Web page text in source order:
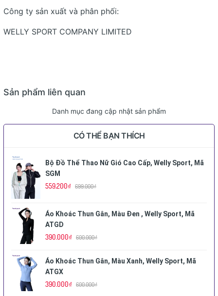
Công ty sản xuất và phân phối:
WELLY SPORT COMPANY LIMITED
Sản phẩm liên quan
Danh mục đang cập nhật sản phẩm
CÓ THỂ BẠN THÍCH
Bộ Đồ Thể Thao Nữ Gió Cao Cấp, Welly Sport, Mã
SGM
559.200₫ 699.000₫
Áo Khoác Thun Gân, Màu Đen , Welly Sport, Mã
ATGD
390.000₫ 600.000₫
Áo Khoác Thun Gân, Màu Xanh, Welly Sport, Mã
ATGX
390.000₫ 600.000₫